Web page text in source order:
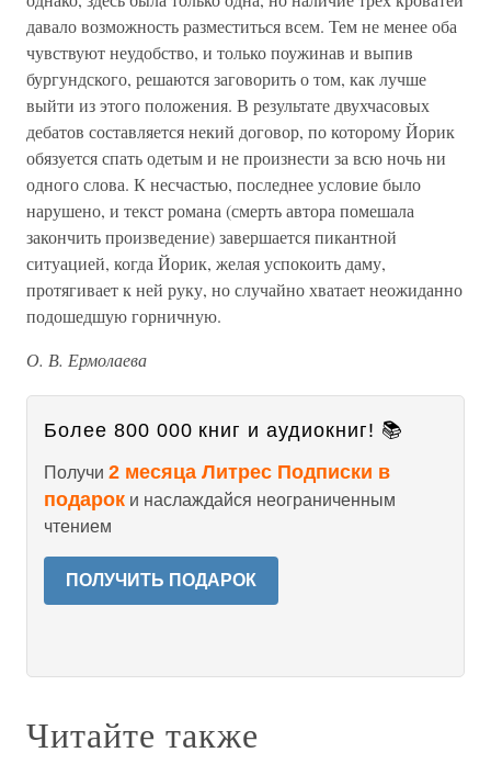
давало возможность разместиться всем. Тем не менее оба
чувствуют неудобство, и только поужинав и выпив
бургундского, решаются заговорить о том, как лучше
выйти из этого положения. В результате двухчасовых
дебатов составляется некий договор, по которому Йорик
обязуется спать одетым и не произнести за всю ночь ни
одного слова. К несчастью, последнее условие было
нарушено, и текст романа (смерть автора помешала
закончить произведение) завершается пикантной
ситуацией, когда Йорик, желая успокоить даму,
протягивает к ней руку, но случайно хватает неожиданно
подошедшую горничную.
О. В. Ермолаева
Более 800 000 книг и аудиокниг! 📚
Получи 2 месяца Литрес Подписки в
подарок и наслаждайся неограниченным
чтением
ПОЛУЧИТЬ ПОДАРОК
Читайте также